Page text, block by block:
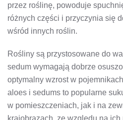
przez roślinę, powoduje
różnych części i przyczynia się
wśród innych roślin.
Rośliny są przystosowane do
sedum wymagają dobrze
optymalny wzrost w
aloes i sedums to popularne
w pomieszczeniach, jak i na
krajobrazach, ze względu na ich